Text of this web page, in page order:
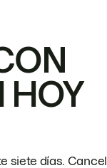
HOY
siete días.